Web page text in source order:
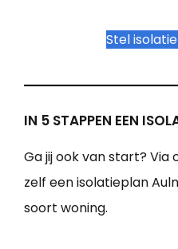
Stel
IN 5 STAPPEN EEN
Ga jij ook van start?
zelf een isolatieplan
soort woning.